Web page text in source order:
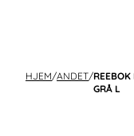
HJEM/ANDET/
GRÅ L